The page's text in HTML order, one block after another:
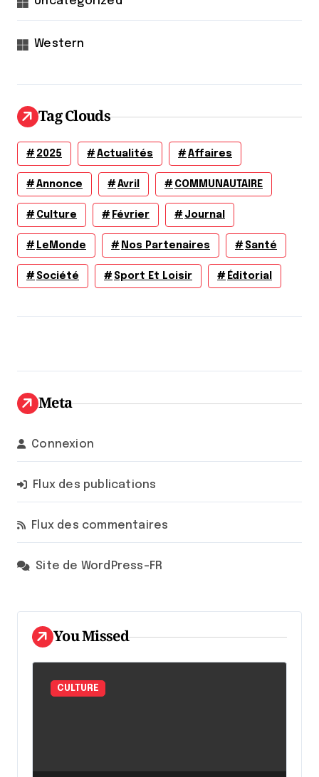
Western
Tag Clouds
2025 Actualités Affaires
Annonce Avril COMMUNAUTAIRE
Culture Février Journal
LeMonde Nos Partenaires Santé
Société Sport Et Loisir Éditorial
Meta
Connexion
Flux des publications
Flux des commentaires
Site de WordPress-FR
You Missed
CULTURE